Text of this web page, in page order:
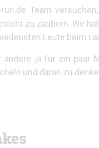
Team
zu zaubern. Wir
Leute beim
ja für ein paar
und daran zu